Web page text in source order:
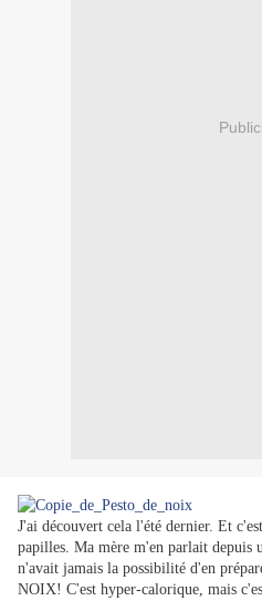
J'ai découvert cela l'été dernier. Et
papilles. Ma mère m'en parlait depuis
n'avait jamais la possibilité d'en
NOIX! C'est hyper-calorique, mais